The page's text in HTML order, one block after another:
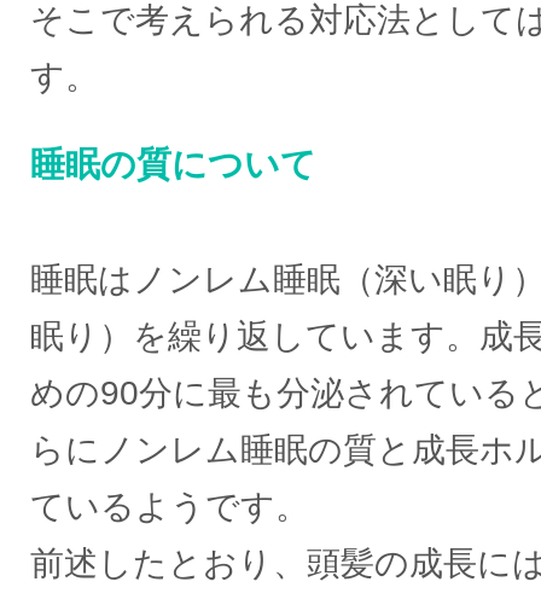
そこで考えられる対応法として
す。
睡眠の質について
睡眠はノンレム睡眠（深い眠り
眠り）を繰り返しています。成
めの90分に最も分泌されている
らにノンレム睡眠の質と成長ホ
ているようです。
前述したとおり、頭髪の成長に